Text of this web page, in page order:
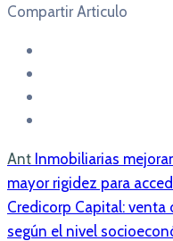
Compartir Articulo
Ant Inmobiliarias
mayor rigidez para
Credicorp Capital: venta
según el nivel